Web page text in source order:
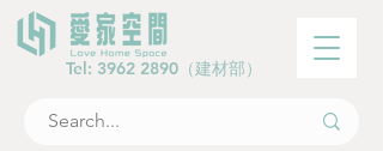
Tel: 3962 2890 （建材部）